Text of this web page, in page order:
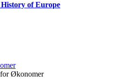
of Europe
Økonomer